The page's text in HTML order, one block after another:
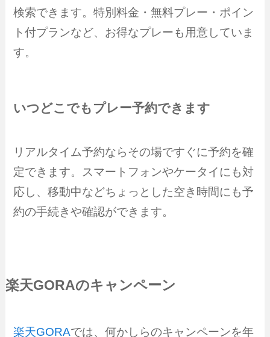
検索できます。特別料金・無料プレー・ポイン
ト付プランなど、お得なプレーも用意していま
す。
いつどこでもプレー予約できます
リアルタイム予約ならその場ですぐに予約を確
定できます。スマートフォンやケータイにも対
応し、移動中などちょっとした空き時間にも予
約の手続きや確認ができます。
楽天GORAのキャンペーン
楽天GORAでは、何かしらのキャンペーンを年